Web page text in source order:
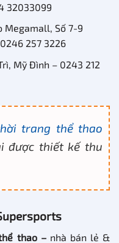
32033099
Megamall, Số 7-9
257 3226
Mỹ Đình – 0243 212
trang thể thao
được thiết kế thu
thao – nhà bán lẻ &